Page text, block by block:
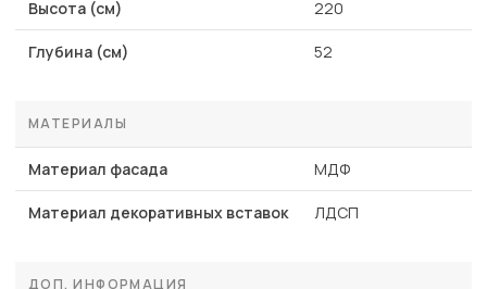
Высота (см) 220
Глубина (см) 52
МАТЕРИАЛЫ
Материал фасада МДФ
Материал декоративных вставок ЛДСП
ДОП. ИНФОРМАЦИЯ